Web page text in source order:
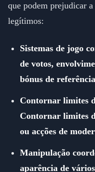
que podem prejudicar a
legítimos:
Sistemas de jogo
de votos,
bónus de
Contornar limites
Contornar limites
ou acções de
Manipulação
aparência de